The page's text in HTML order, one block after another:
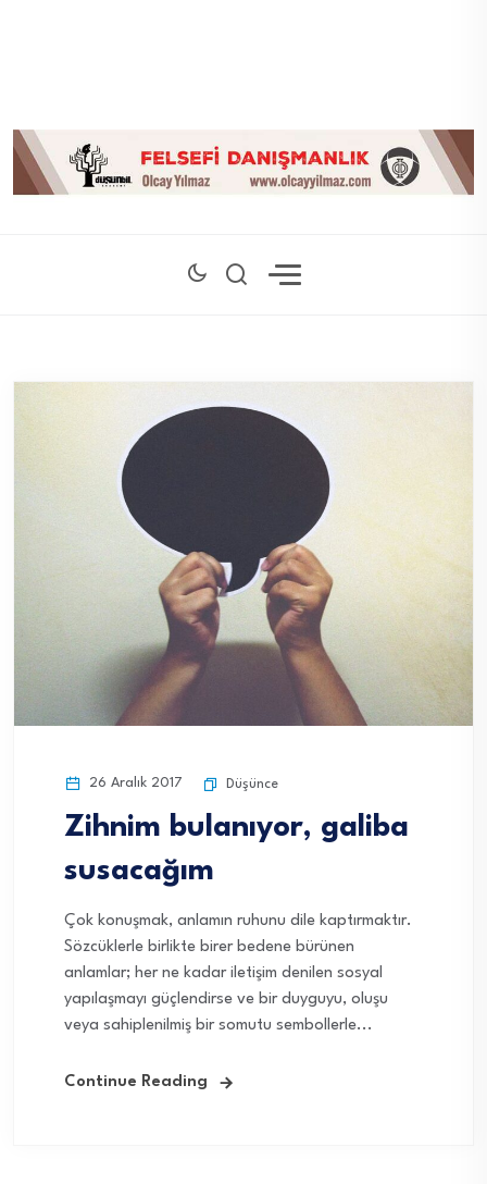
26 Aralık 2017 Düşünce
Zihnim bulanıyor, galiba
susacağım
Çok konuşmak, anlamın ruhunu dile kaptırmaktır.
Sözcüklerle birlikte birer bedene bürünen
anlamlar; her ne kadar iletişim denilen sosyal
yapılaşmayı güçlendirse ve bir duyguyu, oluşu
veya sahiplenilmiş bir somutu sembollerle...
Continue Reading